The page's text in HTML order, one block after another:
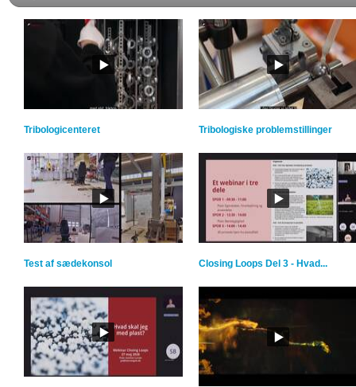
Tribologicenteret Tribologiske problemstillinger
Test af sædekonsol Closing Loops Del 3 - Hvad...